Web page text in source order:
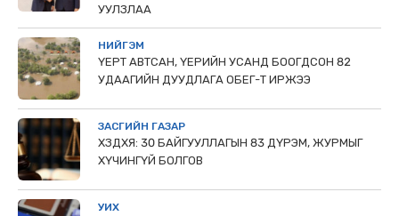
УУЛЗЛАА
НИЙГЭМ
ҮЕРТ АВТСАН, ҮЕРИЙН УСАНД БООГДСОН 82
УДААГИЙН ДУУДЛАГА ОБЕГ-Т ИРЖЭЭ
ЗАСГИЙН ГАЗАР
ХЗДХЯ: 30 БАЙГУУЛЛАГЫН 83 ДҮРЭМ, ЖУРМЫГ
ХҮЧИНГҮЙ БОЛГОВ
УИХ